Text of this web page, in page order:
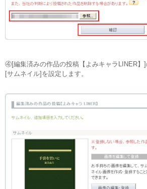
④[編集済みの作品の投稿【よみキャラLINER】]
[サムネイル]を設定します。